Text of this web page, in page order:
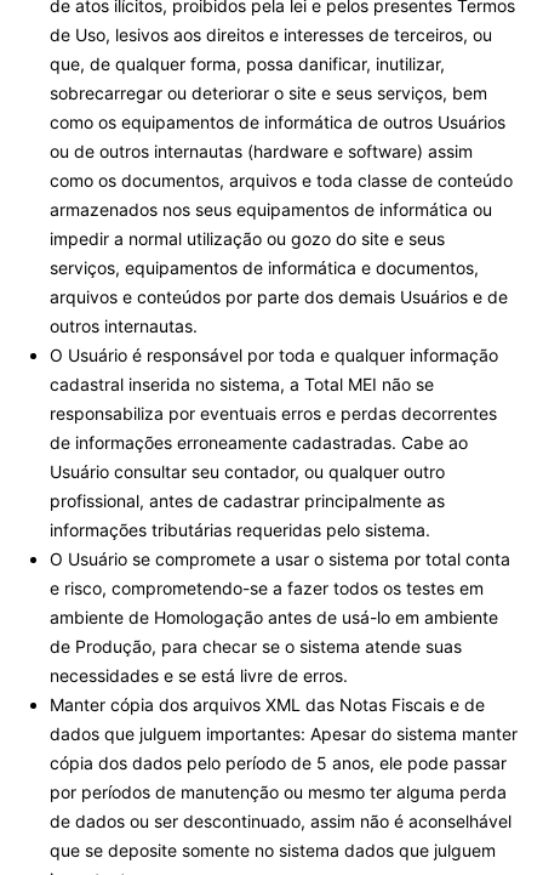
de atos ilícitos, proibidos pela lei e pelos presentes Termos
de Uso, lesivos aos direitos e interesses de terceiros, ou
que, de qualquer forma, possa danificar, inutilizar,
sobrecarregar ou deteriorar o site e seus serviços, bem
como os equipamentos de informática de outros Usuários
ou de outros internautas (hardware e software) assim
como os documentos, arquivos e toda classe de conteúdo
armazenados nos seus equipamentos de informática ou
impedir a normal utilização ou gozo do site e seus
serviços, equipamentos de informática e documentos,
arquivos e conteúdos por parte dos demais Usuários e de
outros internautas.
O Usuário é responsável por toda e qualquer informação
cadastral inserida no sistema, a Total MEI não se
responsabiliza por eventuais erros e perdas decorrentes
de informações erroneamente cadastradas. Cabe ao
Usuário consultar seu contador, ou qualquer outro
profissional, antes de cadastrar principalmente as
informações tributárias requeridas pelo sistema.
O Usuário se compromete a usar o sistema por total conta
e risco, comprometendo-se a fazer todos os testes em
ambiente de Homologação antes de usá-lo em ambiente
de Produção, para checar se o sistema atende suas
necessidades e se está livre de erros.
Manter cópia dos arquivos XML das Notas Fiscais e de
dados que julguem importantes: Apesar do sistema manter
cópia dos dados pelo período de 5 anos, ele pode passar
por períodos de manutenção ou mesmo ter alguma perda
de dados ou ser descontinuado, assim não é aconselhável
que se deposite somente no sistema dados que julguem